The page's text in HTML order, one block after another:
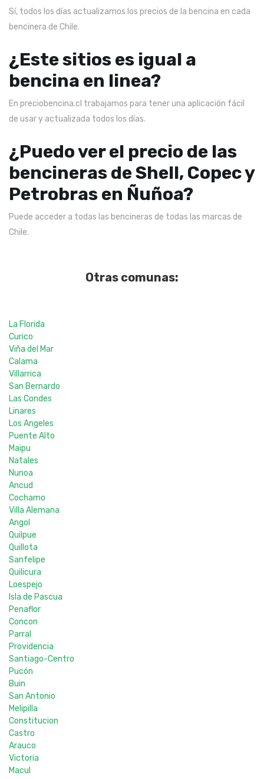
Sí, todos los días actualizamos los precios de la bencina en cada
bencinera de Chile.
¿Este sitios es igual a
bencina en linea?
En preciobencina.cl trabajamos para tener una aplicación fácil
de usar y actualizada todos los días.
¿Puedo ver el precio de las
bencineras de Shell, Copec y
Petrobras en Ñuñoa?
Puede acceder a todas las bencineras de todas las marcas de
Chile.
Otras comunas:
La Florida
Curico
Viña del Mar
Calama
Villarrica
San Bernardo
Las Condes
Linares
Los Angeles
Puente Alto
Maipu
Natales
Nunoa
Ancud
Cochamo
Villa Alemana
Angol
Quilpue
Quillota
Sanfelipe
Quilicura
Loespejo
Isla de Pascua
Penaflor
Concon
Parral
Providencia
Santiago-Centro
Pucón
Buin
San Antonio
Melipilla
Constitucion
Castro
Arauco
Victoria
Macul